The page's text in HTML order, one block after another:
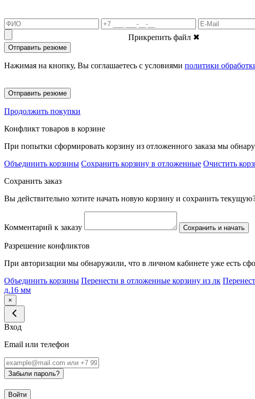
Прикрепить файл ✖
Отправить резюме
Нажимая на кнопку, Вы соглашаетесь с условиями политики
Отправить резюме
Продолжить покупки
Конфликт товаров в корзине
При попытки сформировать корзину из отложенного заказа мы
Объединить корзины Сохранить корзину в отложенные Очистить
Сохранить заказ
Вы действительно хотите начать новую корзину и сохранить
Комментарий к заказу Сохранить и начать
Разрешение конфликтов
При авторизации мы обнаружили, что в личном кабинете уже есть
Объединить корзины Перенести в отложенные корзину из лк
д.16 мм
×
Вход
Email или телефон
Забыли пароль?
Войти